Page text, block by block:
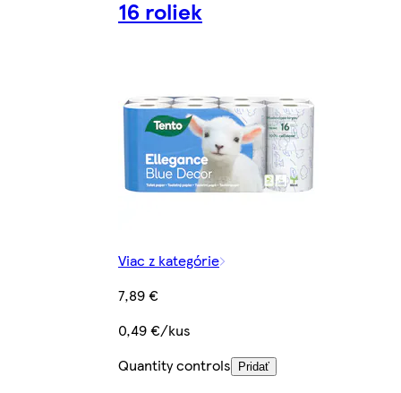
16 roliek
Viac z kategórie
7,89 €
0,49 €/kus
Quantity controls
Pridať